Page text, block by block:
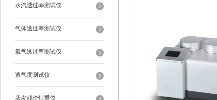
水汽透过率测试仪
气体透过率测试仪
氧气透过率测试仪
透气度测试仪
蒸发残渣恒重仪